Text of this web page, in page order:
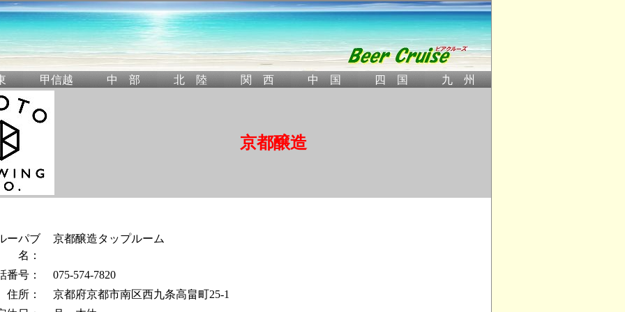
京都醸造
ーパブ
名：
京都醸造タップルーム
番号：
075-574-7820
住所：
京都府京都市南区西九条高畠町25-1